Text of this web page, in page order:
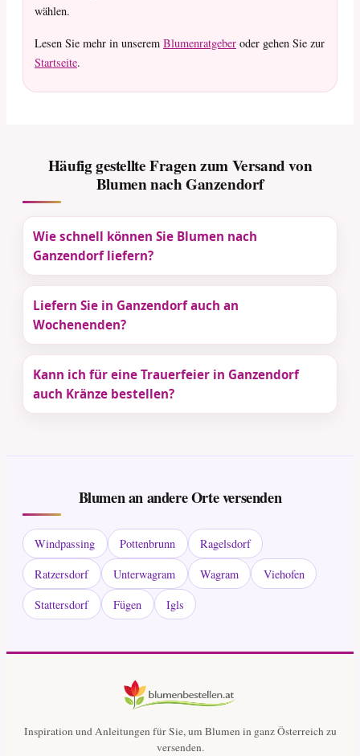
wählen.
Lesen Sie mehr in unserem Blumenratgeber oder gehen Sie zur
Startseite.
Häufig gestellte Fragen zum Versand von
Blumen nach Ganzendorf
Wie schnell können Sie Blumen nach
Ganzendorf liefern?
Liefern Sie in Ganzendorf auch an
Wochenenden?
Kann ich für eine Trauerfeier in Ganzendorf
auch Kränze bestellen?
Blumen an andere Orte versenden
Windpassing Pottenbrunn
Ragelsdorf
Ratzersdorf
Unterwagram Wagram
Viehofen
Stattersdorf
Fügen Igls
Inspiration und Anleitungen für Sie, um Blumen in ganz Österreich zu
versenden.